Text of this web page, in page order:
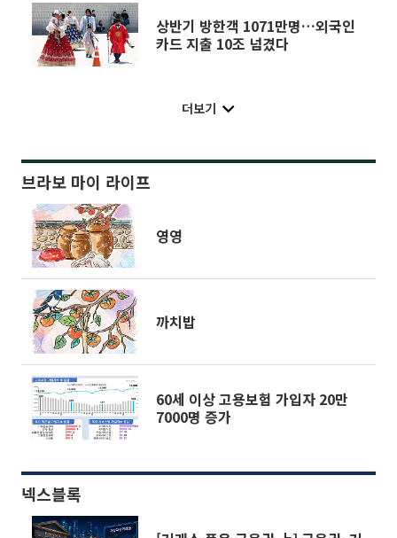
상반기 방한객 1071만명…외국인
카드 지출 10조 넘겼다
더보기
브라보 마이 라이프
영영
까치밥
60세 이상 고용보험 가입자 20만
7000명 증가
넥스블록